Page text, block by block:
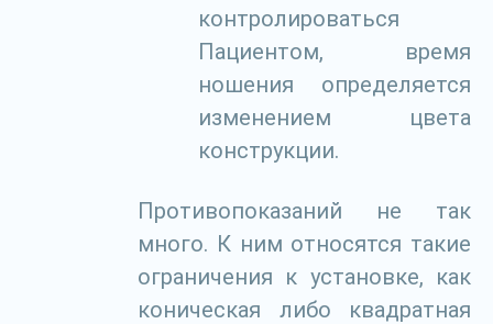
контролироваться
Пациентом, время
ношения определяется
изменением цвета
конструкции.
Противопоказаний не так
много. К ним относятся такие
ограничения к установке, как
коническая либо квадратная